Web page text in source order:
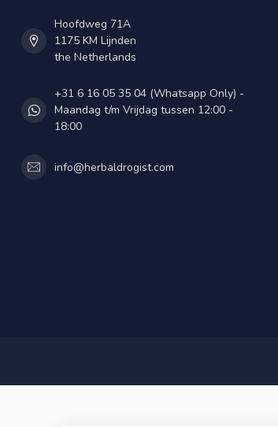
Hoofdweg 71A
1175 KM Lijnden
the Netherlands
+31 6 16 05 35 04 (Whatsapp Only) -
Maandag t/m Vrijdag tussen 12:00 -
18:00
info@herbaldrogist.com